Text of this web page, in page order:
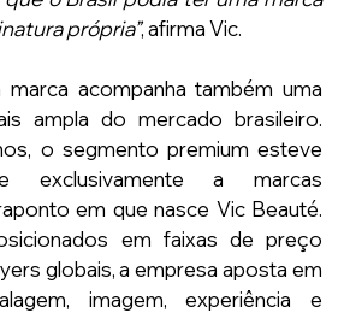
própria”, afirma Vic.
acompanha também uma
ampla do mercado brasileiro.
o segmento premium esteve
exclusivamente a marcas
em que nasce Vic Beauté.
em faixas de preço
globais, a empresa aposta em
imagem, experiência e